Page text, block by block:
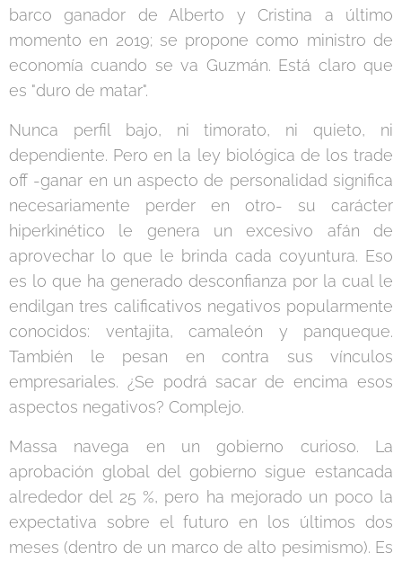
barco ganador de Alberto y Cristina a último
momento en 2019; se propone como ministro de
economía cuando se va Guzmán. Está claro que
es "duro de matar".
Nunca perfil bajo, ni timorato, ni quieto, ni
dependiente. Pero en la ley biológica de los trade
off -ganar en un aspecto de personalidad significa
necesariamente perder en otro- su carácter
hiperkinético le genera un excesivo afán de
aprovechar lo que le brinda cada coyuntura. Eso
es lo que ha generado desconfianza por la cual le
endilgan tres calificativos negativos popularmente
conocidos: ventajita, camaleón y panqueque.
También le pesan en contra sus vínculos
empresariales. ¿Se podrá sacar de encima esos
aspectos negativos? Complejo.
Massa navega en un gobierno curioso. La
aprobación global del gobierno sigue estancada
alrededor del 25 %, pero ha mejorado un poco la
expectativa sobre el futuro en los últimos dos
meses (dentro de un marco de alto pesimismo). Es